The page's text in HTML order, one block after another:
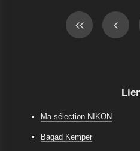
Ma sélection NIKON
Bagad Kemper